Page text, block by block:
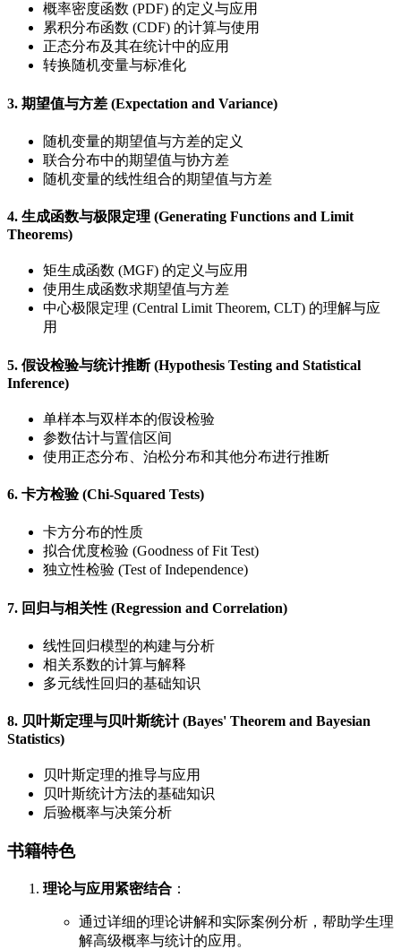
概率密度函数 (PDF) 的定义与应用
累积分布函数 (CDF) 的计算与使用
正态分布及其在统计中的应用
转换随机变量与标准化
3. 期望值与方差 (Expectation and Variance)
随机变量的期望值与方差的定义
联合分布中的期望值与协方差
随机变量的线性组合的期望值与方差
4. 生成函数与极限定理 (Generating Functions and Limit
Theorems)
矩生成函数 (MGF) 的定义与应用
使用生成函数求期望值与方差
中心极限定理 (Central Limit Theorem, CLT) 的理解与应
用
5. 假设检验与统计推断 (Hypothesis Testing and Statistical
Inference)
单样本与双样本的假设检验
参数估计与置信区间
使用正态分布、泊松分布和其他分布进行推断
6. 卡方检验 (Chi-Squared Tests)
卡方分布的性质
拟合优度检验 (Goodness of Fit Test)
独立性检验 (Test of Independence)
7. 回归与相关性 (Regression and Correlation)
线性回归模型的构建与分析
相关系数的计算与解释
多元线性回归的基础知识
8. 贝叶斯定理与贝叶斯统计 (Bayes' Theorem and Bayesian
Statistics)
贝叶斯定理的推导与应用
贝叶斯统计方法的基础知识
后验概率与决策分析
书籍特色
理论与应用紧密结合 ：
通过详细的理论讲解和实际案例分析，帮助学生理
解高级概率与统计的应用。